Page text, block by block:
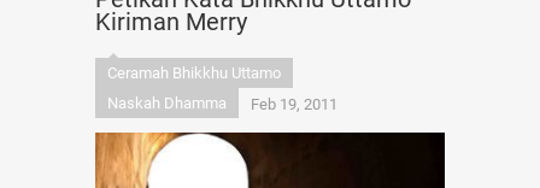
Kiriman Merry
Ceramah Bhikkhu Uttamo
Naskah Dhamma
Feb 19, 2011